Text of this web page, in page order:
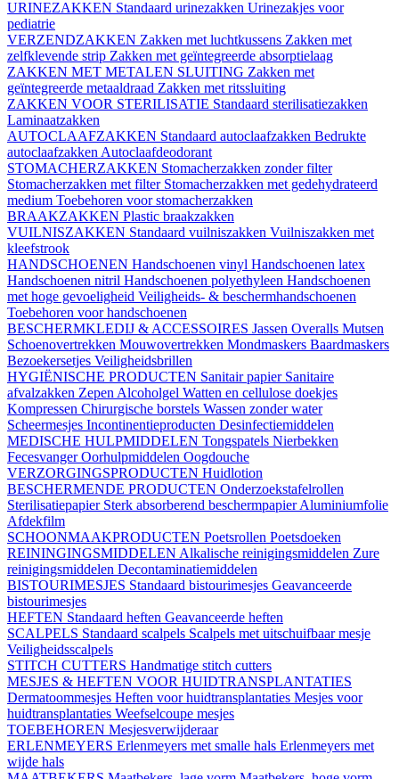
URINEZAKKEN Standaard urinezakken Urinezakjes voor
pediatrie
VERZENDZAKKEN Zakken met luchtkussens Zakken met
zelfklevende strip Zakken met geïntegreerde absorptielaag
ZAKKEN MET METALEN SLUITING Zakken met
geïntegreerde metaaldraad Zakken met ritssluiting
ZAKKEN VOOR STERILISATIE Standaard sterilisatiezakken
Laminaatzakken
AUTOCLAAFZAKKEN Standaard autoclaafzakken Bedrukte
autoclaafzakken Autoclaafdeodorant
STOMACHERZAKKEN Stomacherzakken zonder filter
Stomacherzakken met filter Stomacherzakken met gedehydrateerd
medium Toebehoren voor stomacherzakken
BRAAKZAKKEN Plastic braakzakken
VUILNISZAKKEN Standaard vuilniszakken Vuilniszakken met
kleefstrook
HANDSCHOENEN Handschoenen vinyl Handschoenen latex
Handschoenen nitril Handschoenen polyethyleen Handschoenen
met hoge gevoeligheid Veiligheids- & beschermhandschoenen
Toebehoren voor handschoenen
BESCHERMKLEDIJ & ACCESSOIRES Jassen Overalls Mutsen
Schoenovertrekken Mouwovertrekken Mondmaskers Baardmaskers
Bezoekersetjes Veiligheidsbrillen
HYGIËNISCHE PRODUCTEN Sanitair papier Sanitaire
afvalzakken Zepen Alcoholgel Watten en cellulose doekjes
Kompressen Chirurgische borstels Wassen zonder water
Scheermesjes Incontinentieproducten Desinfectiemiddelen
MEDISCHE HULPMIDDELEN Tongspatels Nierbekken
FecesvangerOorhulpmiddelen Oogdouche
VERZORGINGSPRODUCTEN Huidlotion
BESCHERMENDE PRODUCTEN Onderzoekstafelrollen
Sterilisatiepapier Sterk absorberend beschermpapierAluminiumfolie
Afdekfilm
SCHOONMAAKPRODUCTEN Poetsrollen Poetsdoeken
REININGINGSMIDDELEN Alkalische reinigingsmiddelen Zure
reinigingsmiddelen Decontaminatiemiddelen
BISTOURIMESJES Standaard bistourimesjes Geavanceerde
bistourimesjes
HEFTEN Standaard heften Geavanceerde heften
SCALPELS Standaard scalpels Scalpels met uitschuifbaar mesje
Veiligheidsscalpels
STITCH CUTTERS Handmatige stitch cutters
MESJES & HEFTEN VOOR HUIDTRANSPLANTATIES
Dermatoommesjes Heften voor huidtransplantaties Mesjes voor
huidtransplantaties Weefselcoupe mesjes
TOEBEHOREN Mesjesverwijderaar
ERLENMEYERS Erlenmeyers met smalle hals Erlenmeyers met
wijde hals